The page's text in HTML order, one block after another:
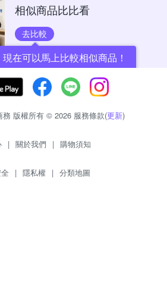
相似商品比比看
去比較
現在可以馬上比較相似商品！
務 版權所有 © 2026 服務條款(更新)
| 關於我們 | 購物須知
| 隱私權 | 分類地圖